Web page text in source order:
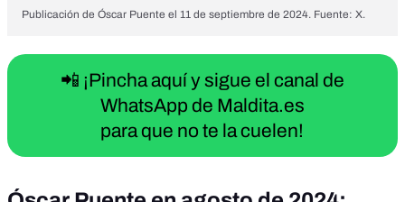
Publicación de Óscar Puente el 11 de septiembre de 2024. Fuente: X.
📲 ¡Pincha aquí y sigue el canal de
WhatsApp de Maldita.es
para que no te la cuelen!